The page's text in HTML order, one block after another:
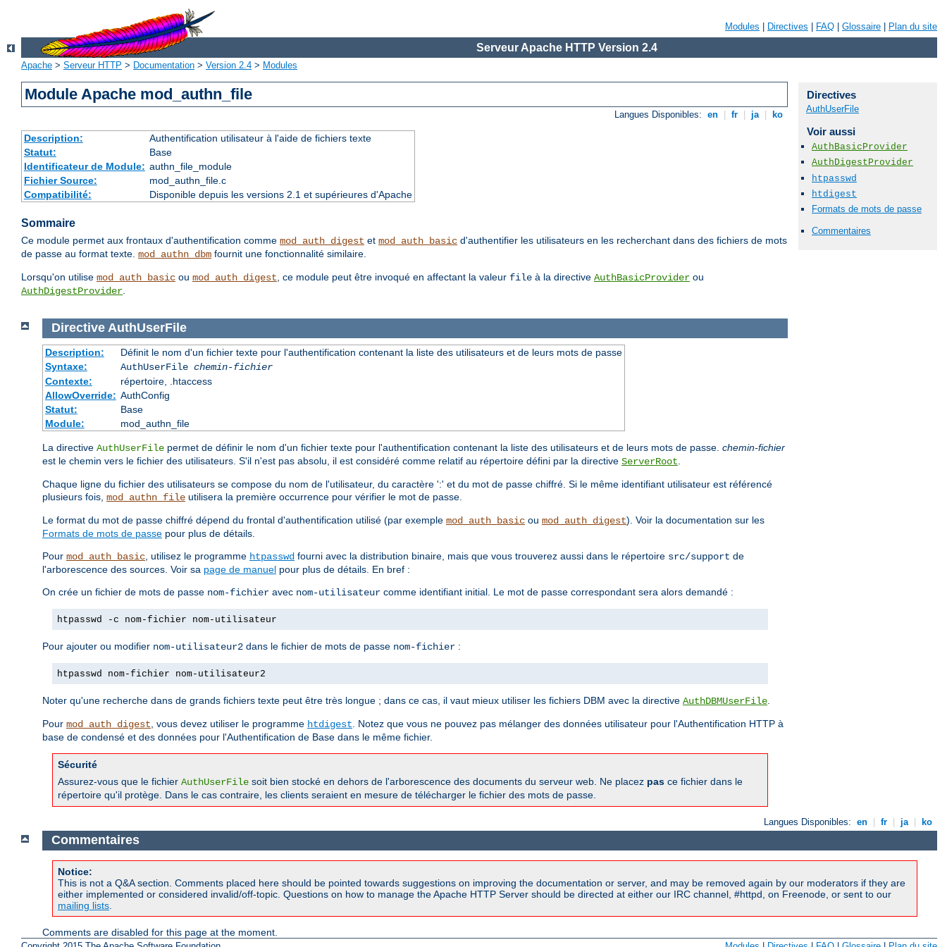
Modules Directives FAQ Glossaire Plan du site
Serveur Apache HTTP Version 2.4
Apache > Serveur HTTP > Documentation > Version 2.4 > Modules
Module Apache mod_authn_file
Langues Disponibles: en fr ja ko
Description:
Authentification utilisateur à l'aide de fichiers texte
Statut:
Base
Identificateur de Module: authn_file_module
Fichier Source:
mod_authn_file.c
Compatibilité:
Disponible depuis les versions 2.1 et supérieures d'Apache
Sommaire
Ce module permet aux frontaux d'authentification comme mod_auth_digest et mod_auth_basic d'authentifier les utilisateurs en les recherchant dans des fichiers de mots
de passe au format texte. mod_authn_dbm fournit une fonctionnalité similaire.
Lorsqu'on utilise mod_auth_basic ou mod_auth_digest, ce module peut être invoqué en affectant la valeur file à la directive AuthBasicProvider ou
AuthDigestProvider.
Directives
AuthUserFile
Voir aussi
AuthBasicProvider
AuthDigestProvider
htpasswd
htdigest
Formats de mots de passe
Commentaires
Directive AuthUserFile
Description:
Définit le nom d'un fichier texte pour l'authentification contenant la liste des utilisateurs et de leurs mots de passe
Syntaxe:
AuthUserFile chemin-fichier
Contexte:
répertoire, .htaccess
AllowOverride: AuthConfig
Statut:
Base
Module:
mod_authn_file
La directive AuthUserFile permet de définir le nom d'un fichier texte pour l'authentification contenant la liste des utilisateurs et de leurs mots de passe. chemin-fichier
est le chemin vers le fichier des utilisateurs. S'il n'est pas absolu, il est considéré comme relatif au répertoire défini par la directive ServerRoot
Chaque ligne du fichier des utilisateurs se compose du nom de l'utilisateur, du caractère ':' et du mot de passe chiffré. Si le même identifiant utilisateur est référencé
plusieurs fois, mod_authn_file utilisera la première occurrence pour vérifier le mot de passe.
Le format du mot de passe chiffré dépend du frontal d'authentification utilisé (par exemple mod_auth_basic ou mod_auth_digest). Voir la documentation sur les
Formats de mots de passe pour plus de détails.
Pour mod_auth_basic , utilisez le programme htpasswd fourni avec la distribution binaire, mais que vous trouverez aussi dans le répertoire src/support de
l'arborescence des sources. Voir sa page de manuel pour plus de détails. En bref :
On crée un fichier de mots de passe nom-fichier avec nom-utilisateur comme identifiant initial. Le mot de passe correspondant sera alors demandé :
htpasswd -c nom-fichier nom-utilisateur
Pour ajouter ou modifier nom-utilisateur2 dans le fichier de mots de passe nom-fichier :
htpasswd nom-fichier nom-utilisateur2
Noter qu'une recherche dans de grands fichiers texte peut être très longue ; dans ce cas, il vaut mieux utiliser les fichiers DBM avec la directive AuthDBMUserFile
Pour mod_auth_digest , vous devez utiliser le programme htdigest . Notez que vous ne pouvez pas mélanger des données utilisateur pour l'Authentification HTTP à
base de condensé et des données pour l'Authentification de Base dans le même fichier.
Sécurité
Assurez-vous que le fichier AuthUserFile soit bien stocké en dehors de l'arborescence des documents du serveur web. Ne placez pas ce fichier dans le
répertoire qu'il protège. Dans le cas contraire, les clients seraient en mesure de télécharger le fichier des mots de passe.
Langues Disponibles: en fr ja ko
Commentaires
Notice:
This is not a Q&A section. Comments placed here should be pointed towards suggestions on improving the documentation or server, and may be removed again by our moderators if they are
either implemented or considered invalid/off-topic. Questions on how to manage the Apache HTTP Server should be directed at either our IRC channel, #httpd, on Freenode, or sent to our
mailing lists
Comments are disabled for this page at the moment.